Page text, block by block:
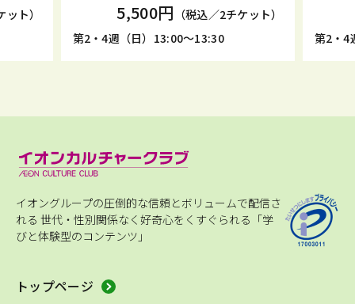
ト）
5,500円 （税込／2チケット）
第2・4週（日）13:00～13:30
第2・4
イオングループの圧倒的な信頼とボリュームで配信さ
れる 世代・性別関係なく好奇心をくすぐられる「学
びと体験型のコンテンツ」
トップページ